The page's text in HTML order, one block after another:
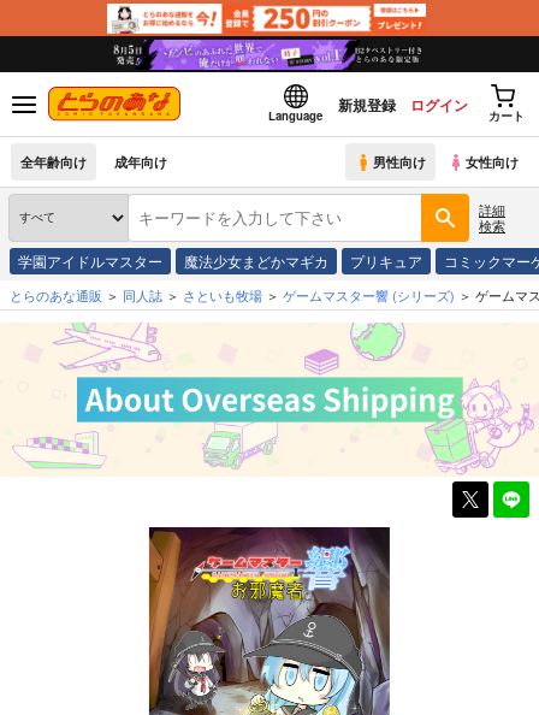
Language
新規登録 ログイン
カート
全年齢向け 成年向け 男性向け 女性向け
詳細
検索
学園アイドルマスター 魔法少女まどかマギカ プリキュア コミックマ
とらのあな通販 同人誌 さといも牧場 ゲームマスター響 (シリーズ) ゲームマ